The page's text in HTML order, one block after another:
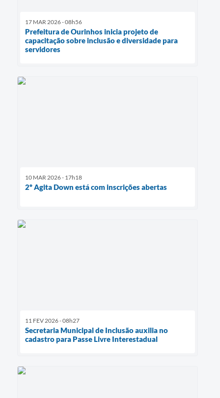
17 MAR 2026 - 08h56
Prefeitura de Ourinhos inicia projeto de
capacitação sobre inclusão e diversidade para
servidores
10 MAR 2026 - 17h18
2º Agita Down está com inscrições abertas
11 FEV 2026 - 08h27
Secretaria Municipal de Inclusão auxilia no
cadastro para Passe Livre Interestadual